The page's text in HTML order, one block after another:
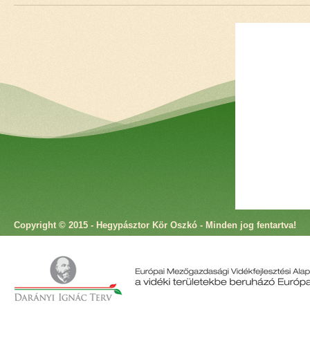
Copyright © 2015 - Hegypásztor Kör Oszkó - Minden jog fentartva!